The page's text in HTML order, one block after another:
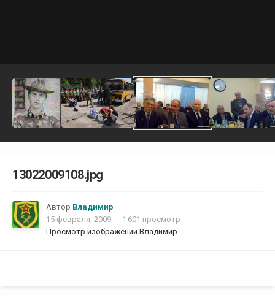
13022009108.jpg
Автор Владимир
15 февраля, 2009
1 601 просмотр
Просмотр изображений Владимир